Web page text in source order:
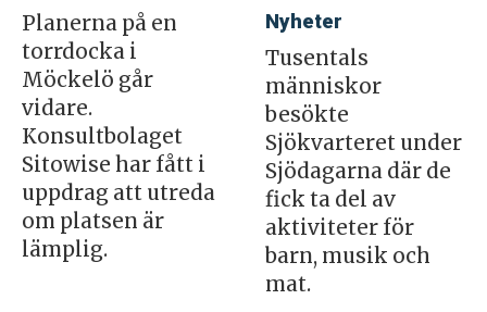
Planerna på en
torrdocka i
Möckelö går
vidare.
Konsultbolaget
Sitowise har fått i
uppdrag att utreda
om platsen är
lämplig.
Nyheter
Tusentals
människor
besökte
Sjökvarteret under
Sjödagarna där de
fick ta del av
aktiviteter för
barn, musik och
mat.